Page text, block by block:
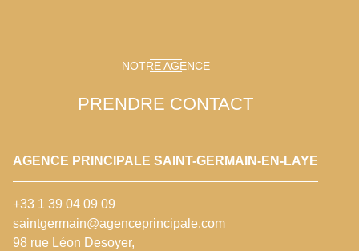
NOTRE AGENCE
PRENDRE CONTACT
AGENCE PRINCIPALE SAINT-GERMAIN-EN-LAYE
+33 1 39 04 09 09
saintgermain@agenceprincipale.com
98 rue Léon Desoyer,